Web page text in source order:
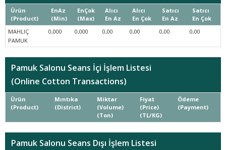
Ürün
(Product)
EnAz
(Min)
EnÇok
(Max)
Alıcı
En Az
Alıcı
En Çok
Satıcı
En Az
Satıcı
En Çok
MAHLIÇ
PAMUK
0,000 0,000 0,00 0,00 0,00 0,00
Pamuk Salonu Seans İçi İşlem Listesi
(Online Cotton Transactions)
Ürün
(Product)
Mıntıka
(District)
Miktar
(Volume)
(Ton)
Fiyat
(Price)
(TL/KG)
Ödeme
(Payment)
Pamuk Salonu Seans Dışı İşlem Listesi